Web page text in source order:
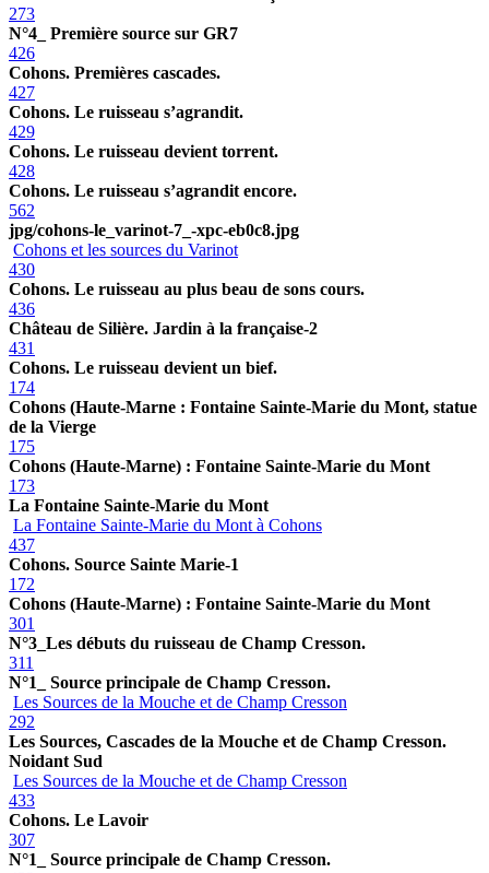
273
N°4_ Première source sur GR7
426
Cohons. Premières cascades.
427
Cohons. Le ruisseau s’agrandit.
429
Cohons. Le ruisseau devient torrent.
428
Cohons. Le ruisseau s’agrandit encore.
562
jpg/cohons-le_varinot-7_-xpc-eb0c8.jpg
Cohons et les sources du Varinot
430
Cohons. Le ruisseau au plus beau de sons cours.
436
Château de Silière. Jardin à la française-2
431
Cohons. Le ruisseau devient un bief.
174
Cohons (Haute-Marne : Fontaine Sainte-Marie du Mont, statue
de la Vierge
175
Cohons (Haute-Marne) : Fontaine Sainte-Marie du Mont
173
La Fontaine Sainte-Marie du Mont
La Fontaine Sainte-Marie du Mont à Cohons
437
Cohons. Source Sainte Marie-1
172
Cohons (Haute-Marne) : Fontaine Sainte-Marie du Mont
301
N°3_Les débuts du ruisseau de Champ Cresson.
311
N°1_ Source principale de Champ Cresson.
Les Sources de la Mouche et de Champ Cresson
292
Les Sources, Cascades de la Mouche et de Champ Cresson.
Noidant Sud
Les Sources de la Mouche et de Champ Cresson
433
Cohons. Le Lavoir
307
N°1_ Source principale de Champ Cresson.